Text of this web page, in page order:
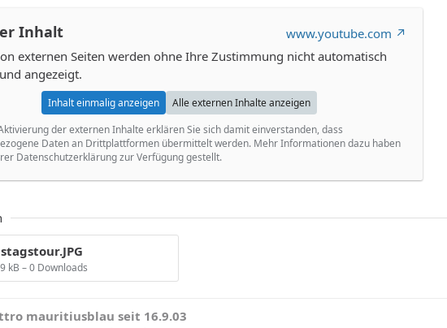
Inhalt
www.youtube.com
externen Seiten werden ohne Ihre Zustimmung nicht automatisch
angezeigt.
Inhalt einmalig anzeigen
Alle externen Inhalte anzeigen
der externen Inhalte erklären Sie sich damit einverstanden, dass
Daten an Drittplattformen übermittelt werden. Mehr Informationen dazu haben
Datenschutzerklärung zur Verfügung gestellt.
kB – 0 Downloads
mauritiusblau seit 16.9.03